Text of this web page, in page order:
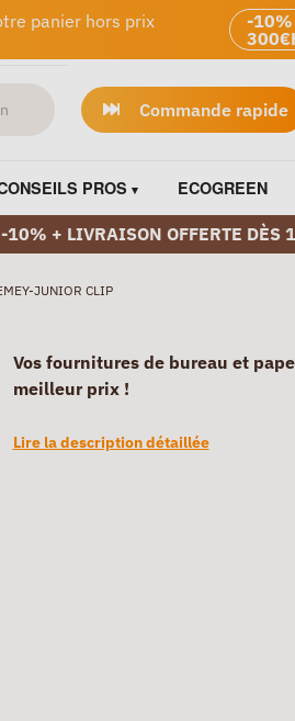
panier hors prix
-10%
Commande rapide
PROS ECOGREEN
-10% + LIVRAISON OFFERTE DÈS
JUNIOR CLIP
Vos fournitures de bureau et
meilleur prix !
Lire la description détaillée